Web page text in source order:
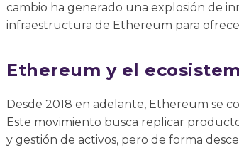
cambio ha generado una explosión de
infraestructura de Ethereum para
Ethereum y el
Desde 2018 en adelante, Ethereum se
Este movimiento busca replicar
y gestión de activos, pero de forma